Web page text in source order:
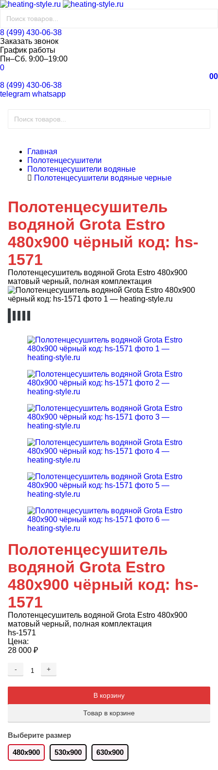
8 (499) 430-06-38
Заказать звонок
График работы
Пн–Сб. 9:00–19:00
0
00
8 (499) 430-06-38
telegram whatsapp
Главная
Полотенцесушители
Полотенцесушители водяные
Полотенцесушители водяные черные
Полотенцесушитель
водяной Grota Estro
480x900 чёрный код: hs-
1571
Полотенцесушитель водяной Grota Estro 480х900
матовый черный, полная комплектация
Полотенцесушитель
водяной Grota Estro
480x900 чёрный код: hs-
1571
Полотенцесушитель водяной Grota Estro 480х900
матовый черный, полная комплектация
hs-1571
Цена:
28 000 ₽
-
+
В корзину
Товар в корзине
Выберите размер
480x900 530x900 630х900